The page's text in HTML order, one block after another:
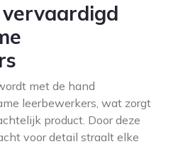
met de hand
leerbewerkers, wat zorgt
product. Door deze
voor detail straalt elke